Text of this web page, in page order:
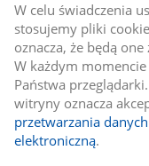
W celu świadczenia
stosujemy pliki
oznacza, że będą
W każdym
Państwa
witryny oznacza
przetwarzania
elektroniczną.